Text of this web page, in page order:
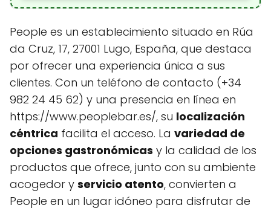
People es un establecimiento situado en Rúa
da Cruz, 17, 27001 Lugo, España, que destaca
por ofrecer una experiencia única a sus
clientes. Con un teléfono de contacto (+34
982 24 45 62) y una presencia en línea en
https://www.peoplebar.es/, su localización
céntrica facilita el acceso. La variedad de
opciones gastronómicas y la calidad de los
productos que ofrece, junto con su ambiente
acogedor y servicio atento, convierten a
People en un lugar idóneo para disfrutar de